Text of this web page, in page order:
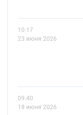
10.17
23 июня 2026
09.40
18 июня 2026